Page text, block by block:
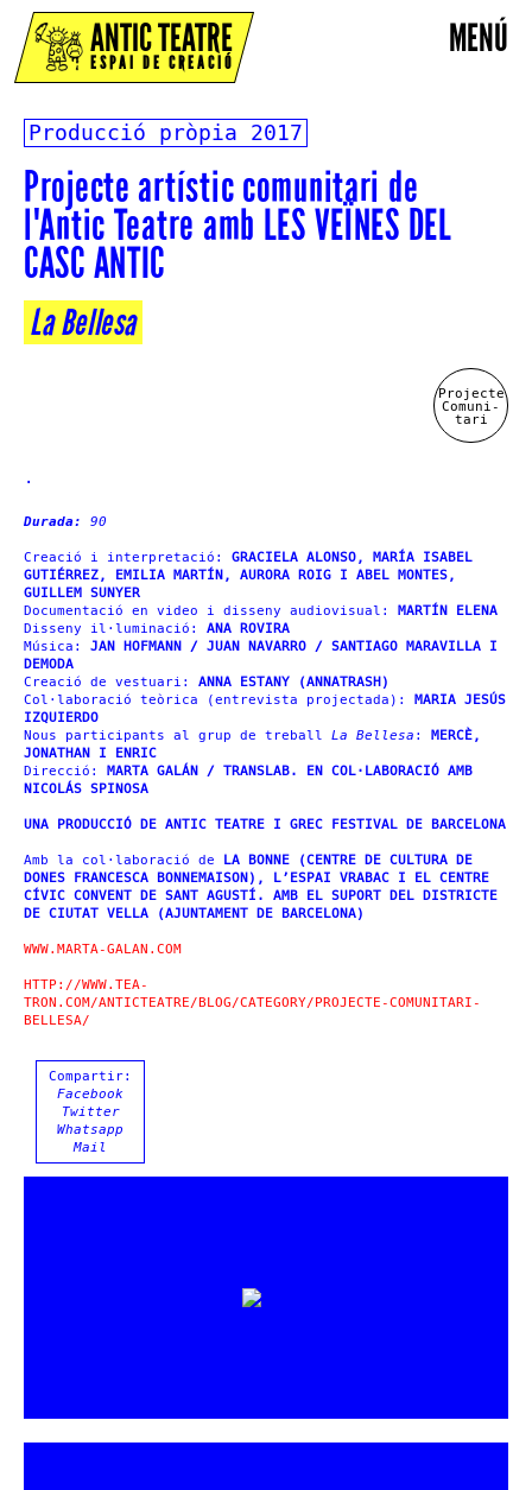
MENÚ
ANTIC TEATRE
ESPAI DE CREACIÓ
Producció pròpia 2017
Projecte artístic comunitari de
l'Antic Teatre amb LES VEÏNES DEL
CASC ANTIC
La Bellesa
Projecte
Comuni-
tari
.
Durada: 90
Creació i interpretació: GRACIELA ALONSO, MARÍA ISABEL
GUTIÉRREZ, EMILIA MARTÍN, AURORA ROIG I ABEL MONTES,
GUILLEM SUNYER
Documentació en video i disseny audiovisual: MARTÍN ELENA
Disseny il·luminació: ANA ROVIRA
Música: JAN HOFMANN / JUAN NAVARRO / SANTIAGO MARAVILLA I
DEMODA
Creació de vestuari: ANNA ESTANY (ANNATRASH)
Col·laboració teòrica (entrevista projectada): MARIA JESÚS
IZQUIERDO
Nous participants al grup de treball La Bellesa : MERCÈ,
JONATHAN I ENRIC
Direcció: MARTA GALÁN / TRANSLAB. EN COL·LABORACIÓ AMB
NICOLÁS SPINOSA
UNA PRODUCCIÓ DE ANTIC TEATRE I GREC FESTIVAL DE BARCELONA
Amb la col·laboració de LA BONNE (CENTRE DE CULTURA DE
DONES FRANCESCA BONNEMAISON), L’ESPAI VRABAC I EL CENTRE
CÍVIC CONVENT DE SANT AGUSTÍ. AMB EL SUPORT DEL DISTRICTE
DE CIUTAT VELLA (AJUNTAMENT DE BARCELONA)
WWW.MARTA-GALAN.COM
HTTP://WWW.TEA-
TRON.COM/ANTICTEATRE/BLOG/CATEGORY/PROJECTE-COMUNITARI-
BELLESA/
Compartir:
Facebook
Twitter
Whatsapp
Mail